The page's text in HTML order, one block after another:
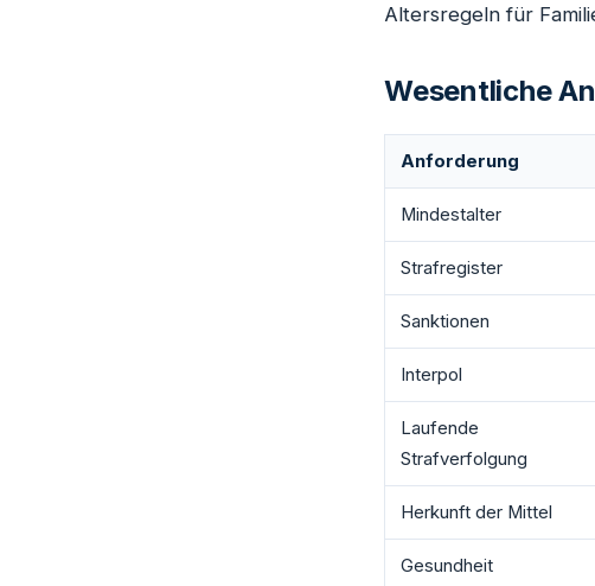
Altersregeln für
Wesentliche
Anforderung
Mindestalter
Strafregister
Sanktionen
Interpol
Laufende
Strafverfolgung
Herkunft der Mittel
Gesundheit